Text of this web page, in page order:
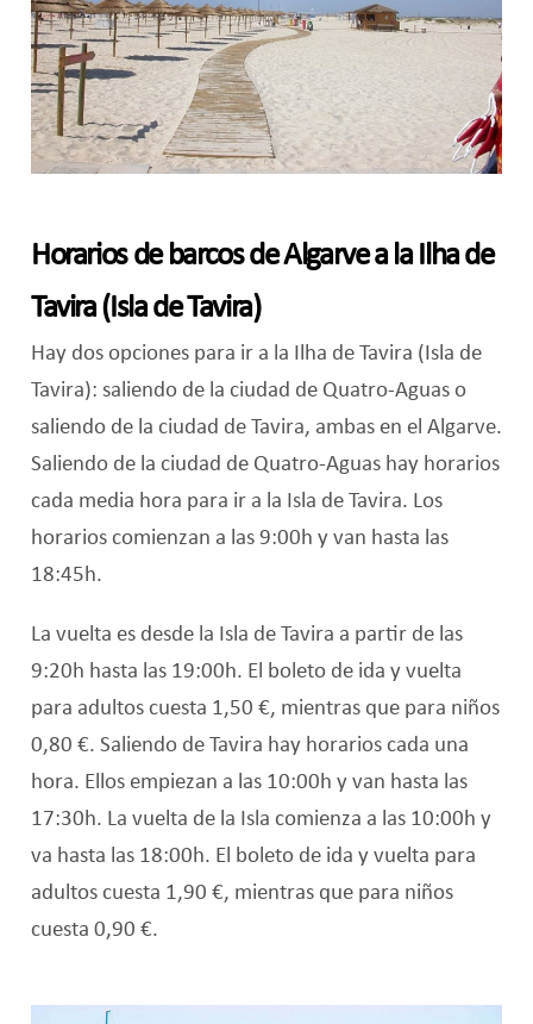
Horarios de barcos de Algarve a la Ilha de
Tavira (Isla de Tavira)
Hay dos opciones para ir a la Ilha de Tavira (Isla de
Tavira): saliendo de la ciudad de Quatro-Aguas o
saliendo de la ciudad de Tavira, ambas en el Algarve.
Saliendo de la ciudad de Quatro-Aguas hay horarios
cada media hora para ir a la Isla de Tavira. Los
horarios comienzan a las 9:00h y van hasta las
18:45h.
La vuelta es desde la Isla de Tavira a partir de las
9:20h hasta las 19:00h. El boleto de ida y vuelta
para adultos cuesta 1,50 €, mientras que para niños
0,80 €. Saliendo de Tavira hay horarios cada una
hora. Ellos empiezan a las 10:00h y van hasta las
17:30h. La vuelta de la Isla comienza a las 10:00h y
va hasta las 18:00h. El boleto de ida y vuelta para
adultos cuesta 1,90 €, mientras que para niños
cuesta 0,90 €.